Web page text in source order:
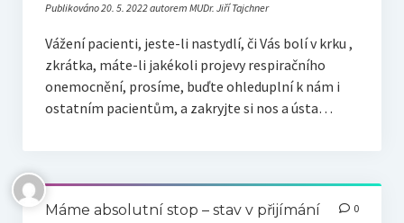
Publikováno 20. 5. 2022 autorem MUDr. Jiří Tajchner
Vážení pacienti, jeste-li nastydlí, či Vás bolí v krku ,
zkrátka, máte-li jakékoli projevy respiračního
onemocnění, prosíme, buďte ohleduplní k nám i
ostatním pacientům, a zakryjte si nos a ústa…
Máme absolutní stop – stav v přijímání
0